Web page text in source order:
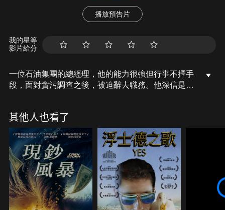
播放預告片
我的星等
影片給分
一位石油集團的總經理，他的能力很強但行事不擇手
段，面對貪污調查之後，被迫辭去職務。他深信是一
其他人也看了